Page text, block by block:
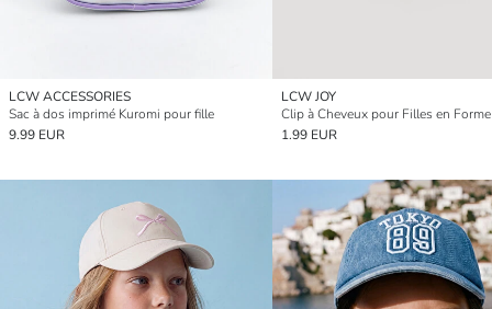
LCW ACCESSORIES
Sac à dos imprimé Kuromi pour fille
9.99 EUR
LCW JOY
1.99 EUR